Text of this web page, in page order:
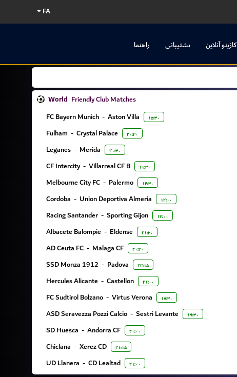
FA
کازینو آنلاین پشتیبانی راهنما
World Friendly Club Matches
FC Bayern Munich - Aston Villa ۱۵:۳۰
Fulham - Crystal Palace ۲۰:۳۰
Leganes - Merida ۲۰:۳۰
CF Intercity - Villarreal CF B ۱۱:۳۰
Melbourne City FC - Palermo ۱۴:۳۰
Cordoba - Union Deportiva Almeria ۱۲:۰۰
Racing Santander - Sporting Gijon ۱۳:۰۰
Albacete Balompie - Eldense ۲۱:۳۰
AD Ceuta FC - Malaga CF ۲۰:۳۰
SSD Monza 1912 - Padova ۲۲:۱۵
Hercules Alicante - Castellon ۲۱:۰۰
FC Sudtirol Bolzano - Virtus Verona ۱۸:۳۰
ASD Seravezza Pozzi Calcio - Sestri Levante ۱۹:۳۰
SD Huesca - Andorra CF ۲۰:۰۰
Chiclana - Xerez CD ۲۱:۱۵
UD Llanera - CD Lealtad ۲۱:۰۰